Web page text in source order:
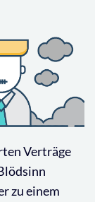
Verträge
zu einem